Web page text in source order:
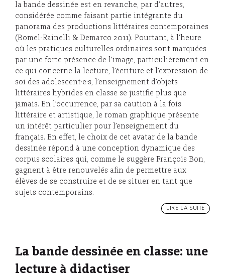
la bande dessinée est en revanche, par d’autres,
considérée comme faisant partie intégrante du
panorama des productions littéraires contemporaines
(Bomel-Rainelli & Demarco 2011). Pourtant, à l’heure
où les pratiques culturelles ordinaires sont marquées
par une forte présence de l’image, particulièrement en
ce qui concerne la lecture, l’écriture et l’expression de
soi des adolescent·e·s, l’enseignement d’objets
littéraires hybrides en classe se justifie plus que
jamais. En l’occurrence, par sa caution à la fois
littéraire et artistique, le roman graphique présente
un intérêt particulier pour l’enseignement du
français. En effet, le choix de cet avatar de la bande
dessinée répond à une conception dynamique des
corpus scolaires qui, comme le suggère François Bon,
gagnent à être renouvelés afin de permettre aux
élèves de se construire et de se situer en tant que
sujets contemporains.
LIRE LA SUITE
La bande dessinée en classe: une
lecture à didactiser